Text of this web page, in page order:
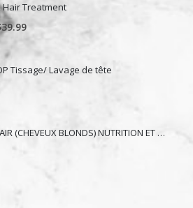
Hair Treatment
39.99
Tissage/ Lavage de tête
BLONDE HAIR (CHEVEUX BLONDS) NUTRITION ET NUANCE